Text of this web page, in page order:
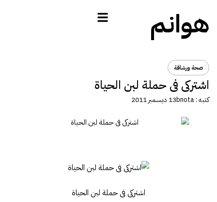
هوانم
صحة ورشاقة
اشتركى فى حملة لبن الحياة
كتبه :bnota13 ديسمبر 2011
اشتركى فى حملة لبن الحياة